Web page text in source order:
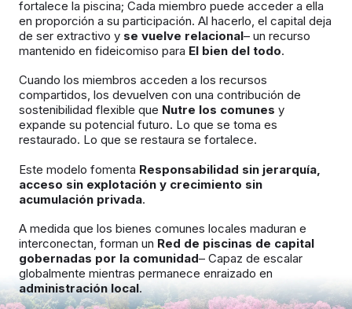
fortalece la piscina; Cada miembro puede acceder a ella
en proporción a su participación. Al hacerlo, el capital deja
de ser extractivo y se vuelve relacional– un recurso
mantenido en fideicomiso para El bien del todo.
Cuando los miembros acceden a los recursos
compartidos, los devuelven con una contribución de
sostenibilidad flexible que Nutre los comunes y
expande su potencial futuro. Lo que se toma es
restaurado. Lo que se restaura se fortalece.
Este modelo fomenta Responsabilidad sin jerarquía,
acceso sin explotación y crecimiento sin
acumulación privada.
A medida que los bienes comunes locales maduran e
interconectan, forman un Red de piscinas de capital
gobernadas por la comunidad– Capaz de escalar
globalmente mientras permanece enraizado en
administración local.